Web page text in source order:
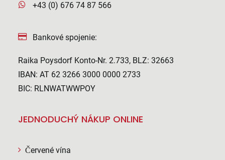
+43 (0) 676 74 87 566
Bankové spojenie:
Raika Poysdorf Konto-Nr. 2.733, BLZ: 32663
IBAN: AT 62 3266 3000 0000 2733
BIC: RLNWATWWPOY
JEDNODUCHÝ NÁKUP ONLINE
Červené vína